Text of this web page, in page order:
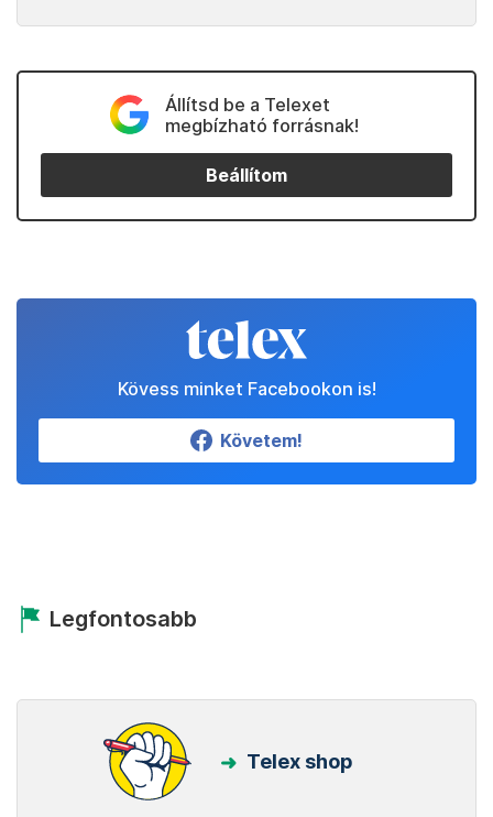
Állítsd be a Telexet
megbízható forrásnak!
Beállítom
Kövess minket Facebookon is!
Követem!
Legfontosabb
Telex shop